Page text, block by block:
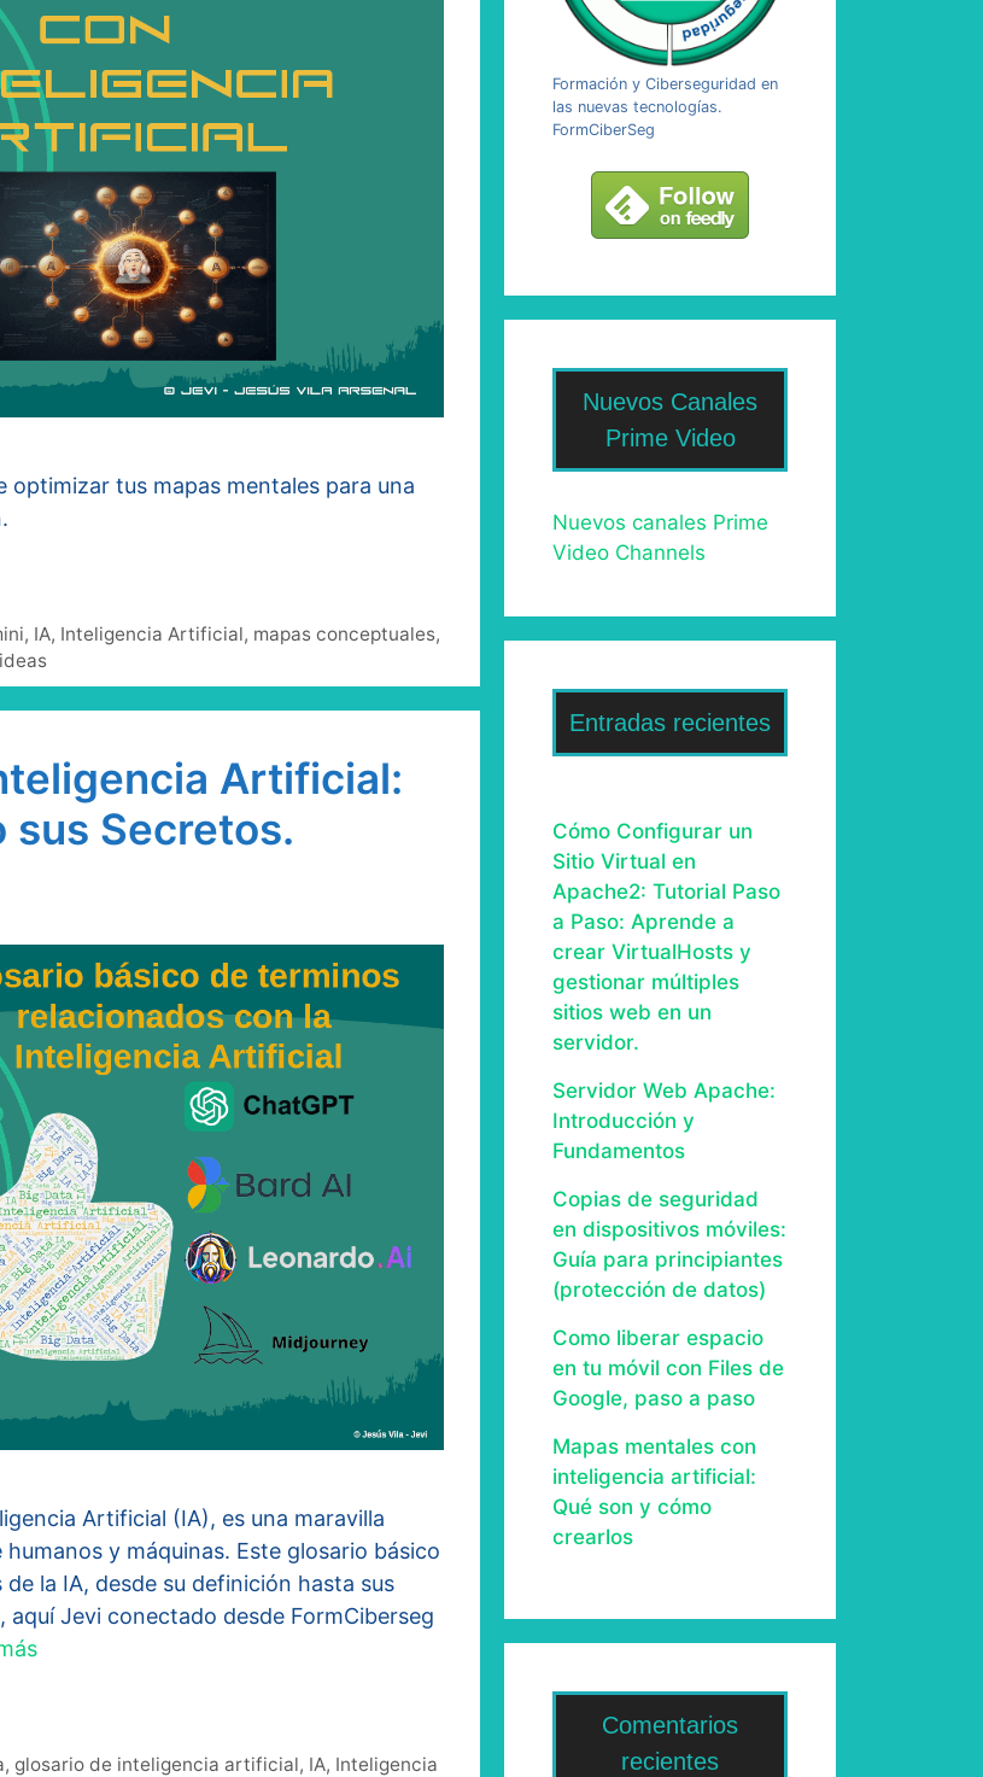
tus mapas mentales para una
, IA, Inteligencia Artificial, mapas conceptuales,
Artificial:
sus Secretos.
Artificial (IA), es una maravilla
y máquinas. Este glosario básico
la IA, desde su definición hasta sus
Jevi conectado desde FormCiberseg
,glosario de inteligencia artificial, IA, Inteligencia
Formación y Ciberseguridad en
las nuevas tecnologías.
FormCiberSeg
Nuevos Canales
Prime Video
Nuevos canales Prime
Video Channels
Entradas recientes
Cómo Configurar un
Sitio Virtual en
Apache2: Tutorial Paso
a Paso: Aprende a
crear VirtualHosts y
gestionar múltiples
sitios web en un
servidor.
Servidor Web Apache:
Introducción y
Fundamentos
Copias de seguridad
en dispositivos móviles:
Guía para principiantes
(protección de datos)
Como liberar espacio
en tu móvil con Files de
Google, paso a paso
Mapas mentales con
inteligencia artificial:
Qué son y cómo
crearlos
Comentarios
recientes